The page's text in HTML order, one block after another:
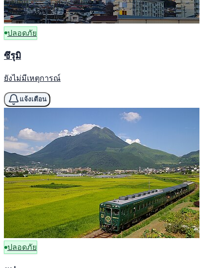
ปลอดภัย
ซึรุมิ
ยังไม่มีเหตุการณ์
แจ้งเตือน
ปลอดภัย